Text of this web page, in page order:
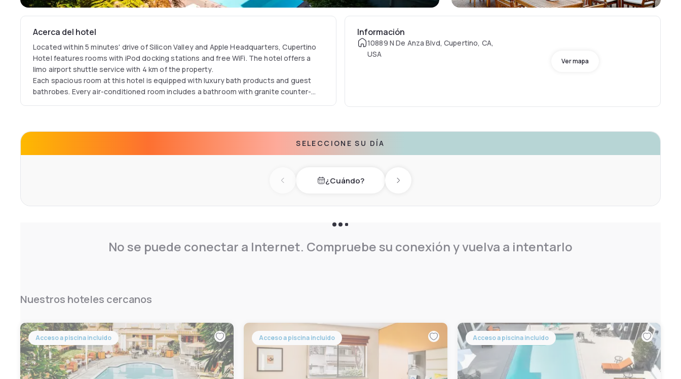
Acerca del hotel
Located within 5 minutes' drive of Silicon Valley and Apple Headquarters, Cupertino
Hotel features rooms with iPod docking stations and free WiFi. The hotel offers a
limo airport shuttle service with 4 km of the property.
Each spacious room at this hotel is equipped with luxury bath products and guest
bathrobes. Every air-conditioned room includes a bathroom with granite counter-
Información
10889 N De Anza Blvd, Cupertino, CA,
USA
Ver mapa
SELECCIONE SU DÍA
Previous day¿Cuándo? Next day
No se puede conectar a Internet. Compruebe su conexión y vuelva a intentarlo
Nuestros hoteles cercanos
Acceso a piscina incluido Acceso a piscina incluido Acceso a piscina incluido